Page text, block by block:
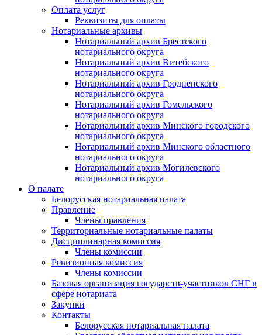
Оплата услуг
Реквизиты для оплаты
Нотариальные архивы
Нотариальный архив Брестского
нотариального округа
Нотариальный архив Витебского
нотариального округа
Нотариальный архив Гродненского
нотариального округа
Нотариальный архив Гомельского
нотариального округа
Нотариальный архив Минского городского
нотариального округа
Нотариальный архив Минского областного
нотариального округа
Нотариальный архив Могилевского
нотариального округа
О палате
Белорусская нотариальная палата
Правление
Члены правления
Территориальные нотариальные палаты
Дисциплинарная комиссия
Члены комиссии
Ревизионная комиссия
Члены комиссии
Базовая организация государств-участников СНГ в
сфере нотариата
Закупки
Контакты
Белорусская нотариальная палата